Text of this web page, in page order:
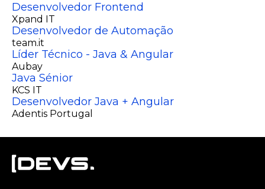
Desenvolvedor Frontend
Xpand IT
Desenvolvedor de Automação
team.it
Líder Técnico - Java & Angular
Aubay
Java Sénior
KCS IT
Desenvolvedor Java + Angular
Adentis Portugal